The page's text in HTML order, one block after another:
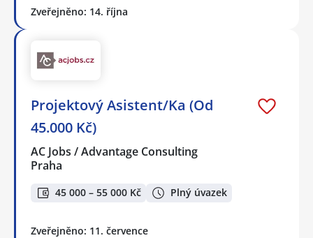
Zveřejněno: 14. října
Projektový Asistent/Ka (Od
45.000 Kč)
AC Jobs / Advantage Consulting
Praha
45 000 – 55 000 Kč Plný úvazek
Zveřejněno: 11. července